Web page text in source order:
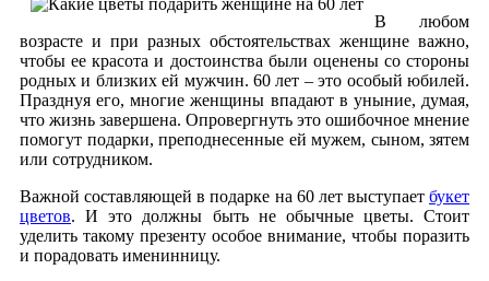
В любом
возрасте и при разных обстоятельствах женщине важно,
чтобы ее красота и достоинства были оценены со стороны
родных и близких ей мужчин. 60 лет – это особый юбилей.
Празднуя его, многие женщины впадают в уныние, думая,
что жизнь завершена. Опровергнуть это ошибочное мнение
помогут подарки, преподнесенные ей мужем, сыном, зятем
или сотрудником.
Важной составляющей в подарке на 60 лет выступает букет
цветов. И это должны быть не обычные цветы. Стоит
уделить такому презенту особое внимание, чтобы поразить
и порадовать именинницу.